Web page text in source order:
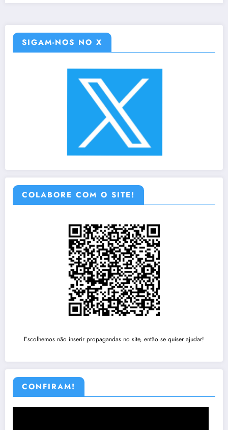
SIGAM-NOS NO X
COLABORE COM O SITE!
Escolhemos não inserir propagandas no site, então se quiser ajudar!
CONFIRAM!